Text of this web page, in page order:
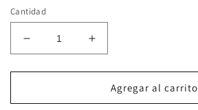
Cantidad
Reducir
cantidad
para
12
Aumentar
cantidad
para
Arracadas
12
Agregar al carrito